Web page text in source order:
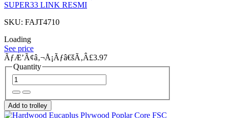
SUPER33 LINK RESMI
SKU: FAJT4710
Loading
See price
ÃƒÆ’Ã¢â‚¬Å¡Ãƒâ€šÃ‚Â£3.97
Quantity
Add to trolley